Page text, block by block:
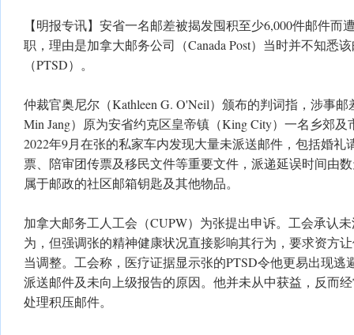
【明报专讯】安省一名邮差被揭发囤积至少6,000件邮件而
职，理由是加拿大邮务公司（Canada Post）当时并不知悉
（PTSD）。
仲裁官奥尼尔（Kathleen G. O'Neil）颁布的判词指，涉事
Min Jang）原为安省约克区皇帝镇（King City）一名乡郊
2022年9月在张的私家车内发现大量未派送邮件，包括婚礼
票、陪审团传票及移民文件等重要文件，派递延误时间由
属于邮政的社区邮箱钥匙及其他物品。
加拿大邮务工人工会（CUPW）为张提出申诉。工会承认
为，但强调张的精神健康状况直接影响其行为，要求资方
当调整。工会称，医疗证据显示张的PTSD令他更易出现逃
派送邮件及未向上级报告的原因。他并未从中获益，反而
处理积压邮件。